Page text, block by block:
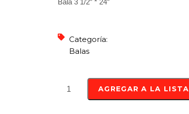
Categoría:
Balas
AGREGAR A LA LISTA